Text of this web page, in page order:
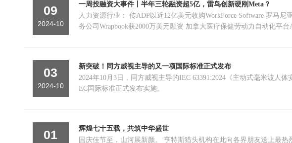
09
2024-10
一周投融资大事件丨半年三轮融资超5亿，雷鸟创新硬刚Meta？
人力资源行业： 传ADP以近12亿美元收购WorkForce Software 罗马尼亚教育科技初创企业Youni获90万欧元种子轮融资 日本工程师招聘平台lapras获4亿日元融资 美国娱乐业薪酬管理服
务公司Wrapbook获2000万美元融资 加拿大医疗保
03
2024-10
新突破！同方威视主导的又一项国际标准正式发布
2024年10月3日，同方威视主导的IEC 63391:2024《主动式毫米波人体
EC国际标准正式发布实施。
01
辉煌七十五载，共筑中华盛世
国庆佳节至，山河展新颜。 亨特斯猎头机构在此向各界朋友送